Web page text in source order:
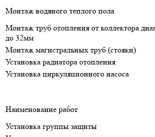
Монтаж водяного теплого пола
Монтаж труб отопления от коллектора
до 32мм
Монтаж магистральных труб (стояки)
Установка радиатора отопления
Установка циркуляционного насоса
Наименование работ
Установка группы защиты